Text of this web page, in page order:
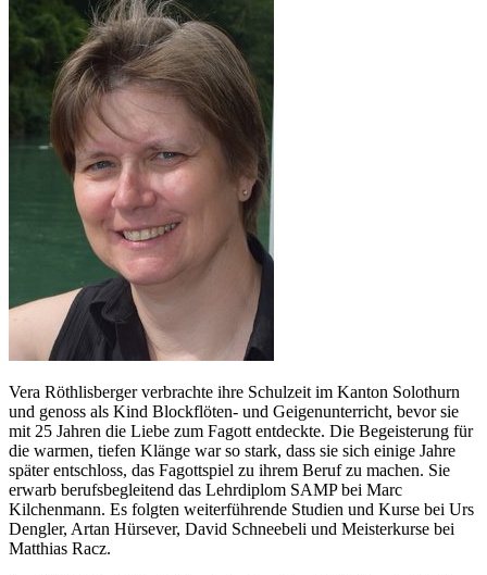
Vera Röthlisberger verbrachte ihre Schulzeit im Kanton Solothurn
und genoss als Kind Blockflöten- und Geigenunterricht, bevor sie
mit 25 Jahren die Liebe zum Fagott entdeckte. Die Begeisterung für
die warmen, tiefen Klänge war so stark, dass sie sich einige Jahre
später entschloss, das Fagottspiel zu ihrem Beruf zu machen. Sie
erwarb berufsbegleitend das Lehrdiplom SAMP bei Marc
Kilchenmann. Es folgten weiterführende Studien und Kurse bei Urs
Dengler, Artan Hürsever, David Schneebeli und Meisterkurse bei
Matthias Racz.